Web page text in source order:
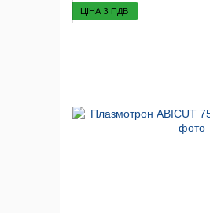
ЦІНА З ПДВ